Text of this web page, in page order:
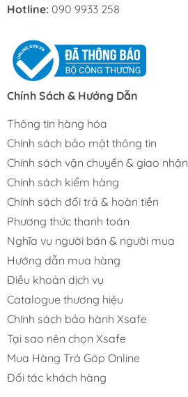
Hotline: 090 9933 258
Chính Sách & Hướng Dẫn
Thông tin hàng hóa
Chính sách bảo mật thông tin
Chính sách vận chuyển & giao nhận
Chính sách kiểm hàng
Chính sách đổi trả & hoàn tiền
Phương thức thanh toán
Nghĩa vụ người bán & người mua
Hướng dẫn mua hàng
Điều khoản dịch vụ
Catalogue thương hiệu
Chính sách bảo hành Xsafe
Tại sao nên chọn Xsafe
Mua Hàng Trả Góp Online
Đối tác khách hàng